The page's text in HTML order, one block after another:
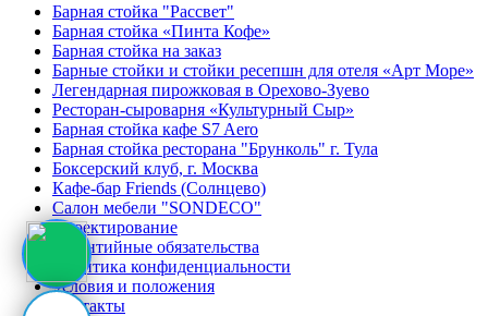
Барная стойка "Рассвет"
Барная стойка «Пинта Кофе»
Барная стойка на заказ
Барные стойки и стойки ресепшн для отеля «Арт Море»
Легендарная пирожковая в Орехово-Зуево
Ресторан-сыроварня «Культурный Сыр»
Барная стойка кафе S7 Aero
Барная стойка ресторана "Брунколь" г. Тула
Боксерский клуб, г. Москва
Кафе-бар Friends (Солнцево)
Салон мебели "SONDECO"
Проектирование
Гарантийные обязательства
Политика конфиденциальности
Условия и положения
Контакты